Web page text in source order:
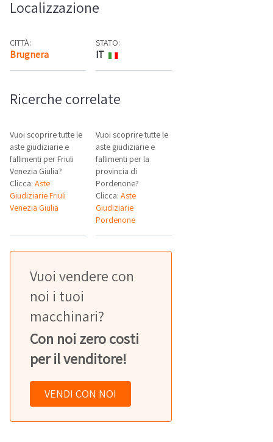
Localizzazione
CITTÀ:
Brugnera Mappa
STATO:
IT
Ricerche correlate
Vuoi scoprire tutte le
aste giudiziarie e
fallimenti per Friuli
Venezia Giulia?
Clicca: Aste
Giudiziarie Friuli
Venezia Giulia
Vuoi scoprire tutte le
aste giudiziarie e
fallimenti per la
provincia di
Pordenone?
Clicca:Aste
Giudiziarie
Pordenone
Vuoi vendere con
noi i tuoi
macchinari?
Con noi zero costi
per il venditore!
VENDI CON NOI